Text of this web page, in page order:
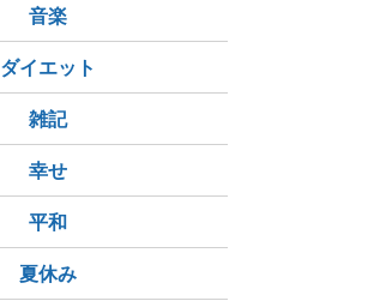
音楽
ダイエット
雑記
幸せ
平和
夏休み